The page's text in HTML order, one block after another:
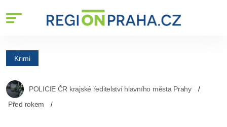
Krimi
POLICIE ČR krajské ředitelství hlavního města Prahy
Před rokem